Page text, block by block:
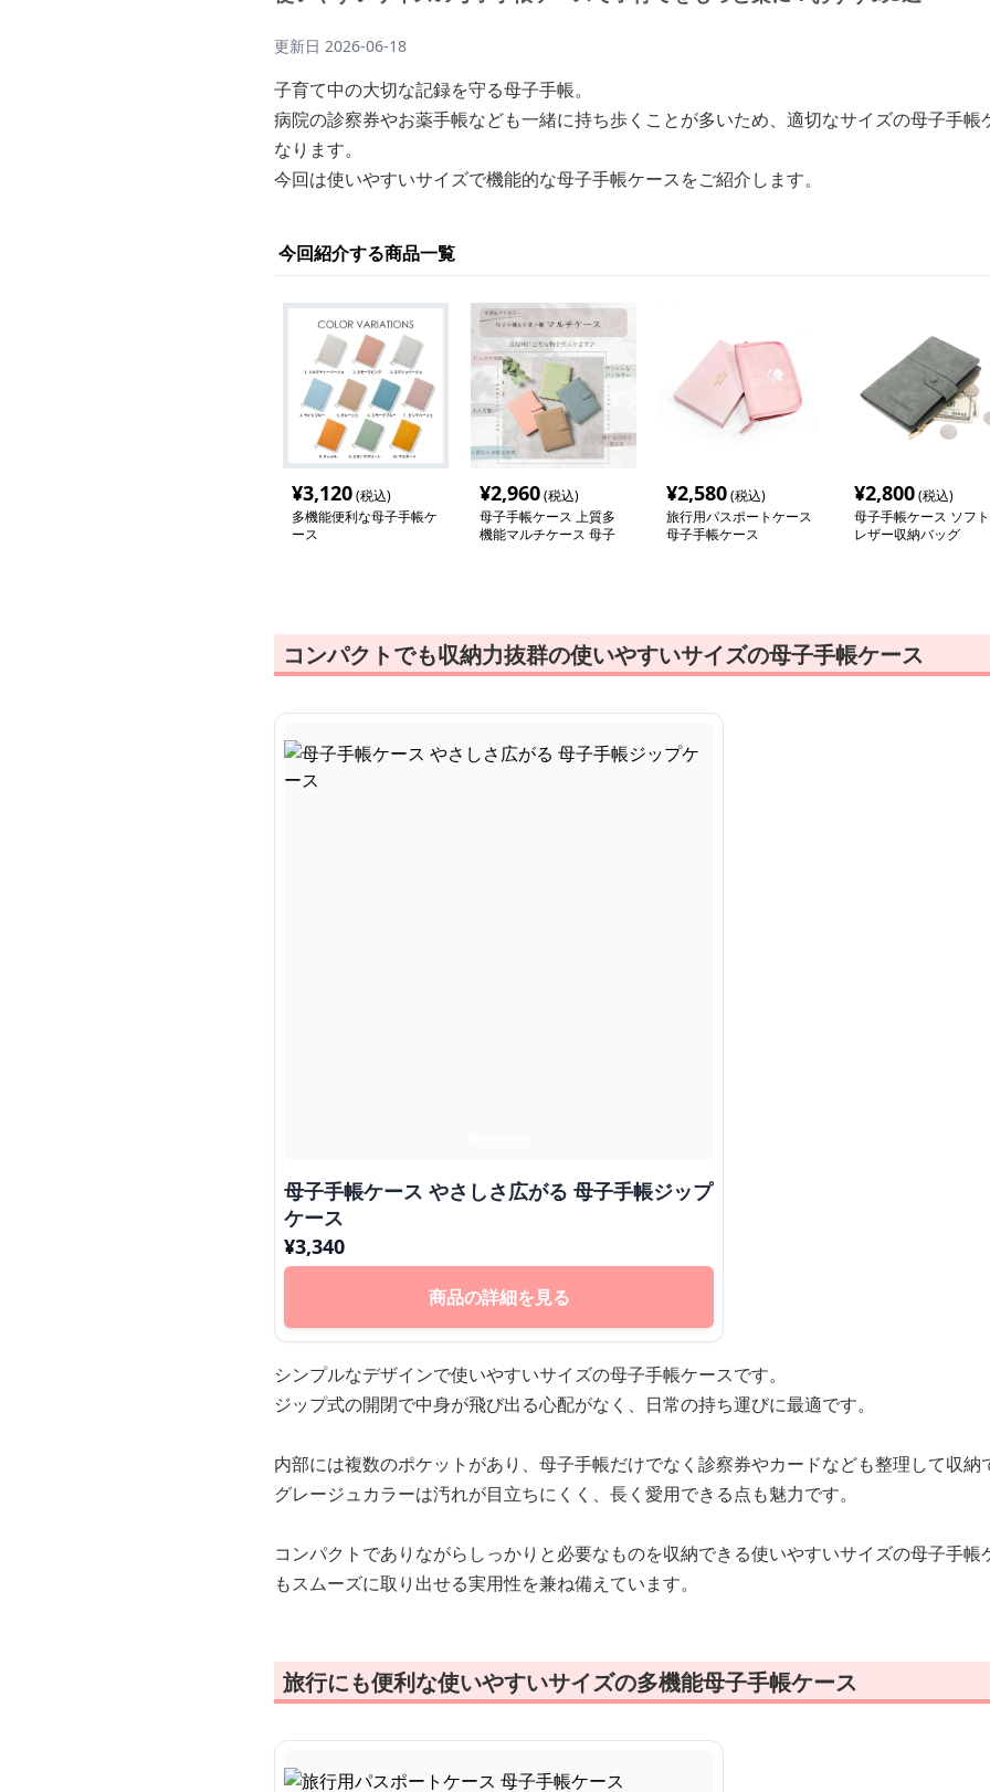
更新日 2026-06-18
子育て中の大切な記録を守る母子手帳。
病院の診察券やお薬手帳なども一緒に持ち歩くことが多いため、適切なサイズの母子手帳
なります。
今回は使いやすいサイズで機能的な母子手帳ケースをご紹介します。
今回紹介する商品一覧
¥3,120(税込)
多機能便利な母子手帳ケ
ース
¥2,960(税込)
母子手帳ケース 上質多
機能マルチケース 母子
¥2,580(税込)
旅行用パスポートケース
母子手帳ケース
¥2,800(税込)
母子手帳ケース ソフト
レザー収納バッグ
コンパクトでも収納力抜群の使いやすいサイズの母子手帳ケース
母子手帳ケース やさしさ広がる 母子手帳ジップ
ケース
¥3,340
商品の詳細を見る
シンプルなデザインで使いやすいサイズの母子手帳ケースです。
ジップ式の開閉で中身が飛び出る心配がなく、日常の持ち運びに最適です。
内部には複数のポケットがあり、母子手帳だけでなく診察券やカードなども整理して収納
グレージュカラーは汚れが目立ちにくく、長く愛用できる点も魅力です。
コンパクトでありながらしっかりと必要なものを収納できる使いやすいサイズの母子手
もスムーズに取り出せる実用性を兼ね備えています。
旅行にも便利な使いやすいサイズの多機能母子手帳ケース